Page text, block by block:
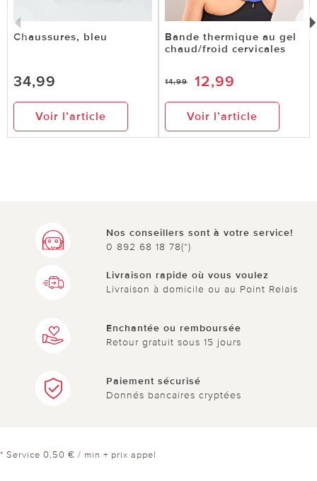
Chaussures, bleu
34,99
Voir l’article
Bande thermique au gel
chaud/froid cervicales
14,99 12,99
Voir l’article
Nos conseillers sont à votre service!
0 892 68 18 78(*)
Livraison rapide où vous voulez
Livraison à domicile ou au Point Relais
Enchantée ou remboursée
Retour gratuit sous 15 jours
Paiement sécurisé
Donnés bancaires cryptées
* Service 0,50 € / min + prix appel